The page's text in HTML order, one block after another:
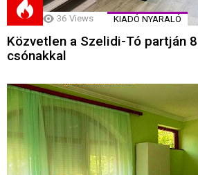
36 Views KIADÓ NYARALÓ
Közvetlen a Szelidi-Tó partján
csónakkal